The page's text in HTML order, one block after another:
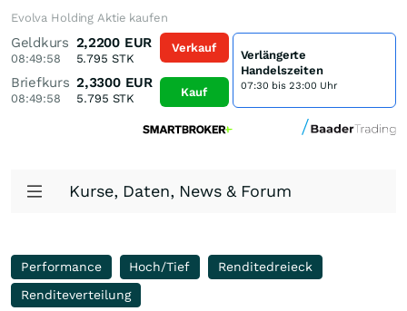
Evolva Holding Aktie kaufen
Geldkurs
08:49:58
2,2200 EUR
5.795 STK
Briefkurs
08:49:58
2,3300 EUR
5.795 STK
Verkauf
Kauf
Verlängerte
Handelszeiten
07:30 bis 23:00 Uhr
Kurse, Daten, News & Forum
Performance Hoch/Tief
Renditedreieck
Renditeverteilung